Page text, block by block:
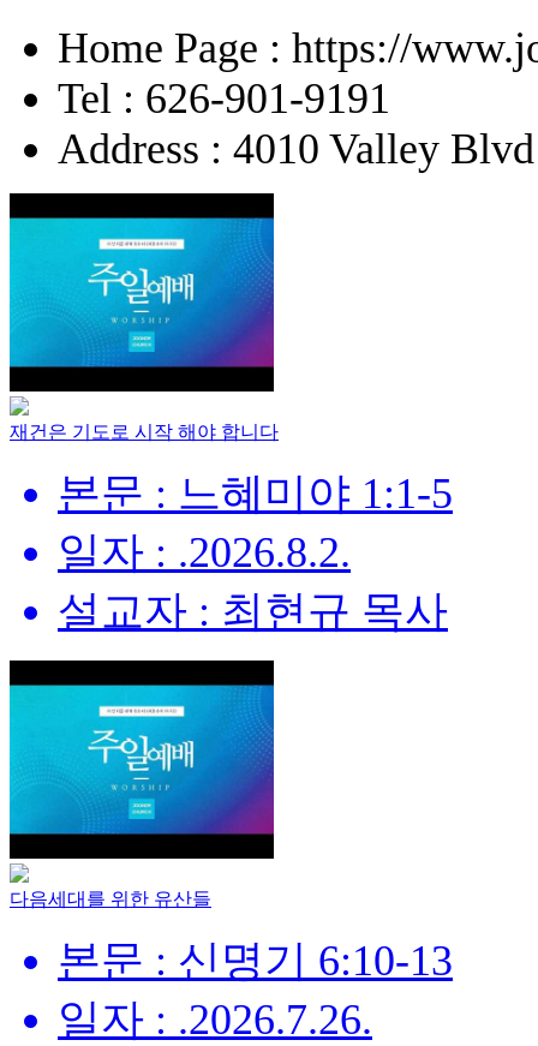
Home Page : https://
Tel : 626-901-9191
Address : 4010 Valley
재건은 기도로 시작 해야 합니다
본문 : 느혜미야 1:1-5
일자 : .2026.8.2.
설교자 : 최현규 목사
다음세대를 위한 유산들
본문 : 신명기 6:10-13
일자 : .2026.7.26.